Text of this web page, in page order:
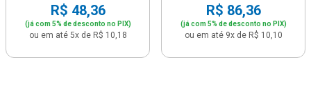
R$ 48,36
(já com 5% de desconto no PIX)
ou em até 5x de R$ 10,18
R$ 86,36
(já com 5% de desconto no PIX)
ou em até 9x de R$ 10,10